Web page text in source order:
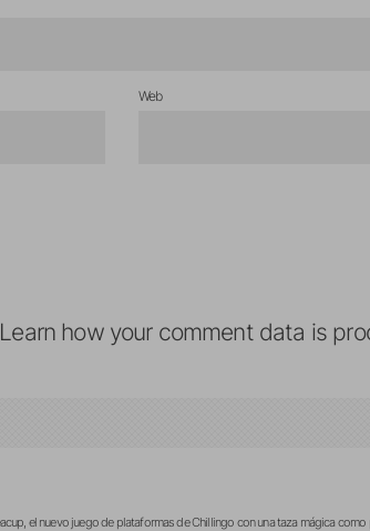
Web
Learn how your comment data is
el nuevo juego de plataformas de Chillingo con una taza mágica